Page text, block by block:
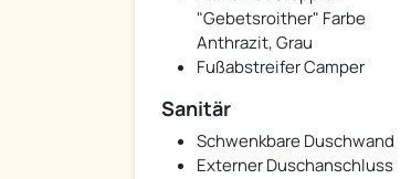
"Gebetsroither" Farbe
Anthrazit, Grau
Fußabstreifer Camper
Sanitär
Schwenkbare Duschwand
Externer Duschanschluss